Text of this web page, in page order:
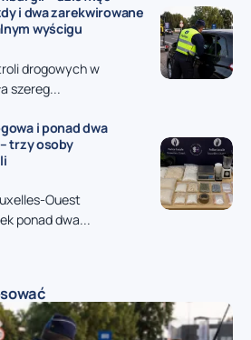
i dwa zarekwirowane
wyścigu
drogowych w
szereg...
i ponad dwa
trzy osoby
Ouest
ponad dwa...